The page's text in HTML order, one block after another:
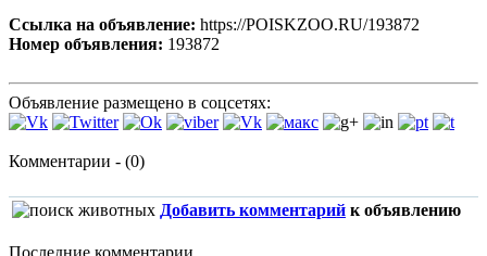
Ссылка на объявление: https://POISKZOO.RU/193872
Номер объявления: 193872
Объявление размещено в соцсетях:
Комментарии - (0)
Добавить комментарий к объявлению